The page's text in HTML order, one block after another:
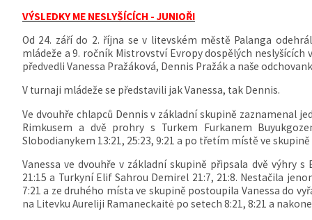
VÝSLEDKY ME NESLYŠÍCÍCH - JUNIOŘI
Od 24. září do 2. října se v litevském městě Palanga
mládeže a 9. ročník Mistrovství Evropy dospělých
předvedli Vanessa Pražáková, Dennis Pražák a naše
V turnaji mládeže se představili jak Vanessa, tak Dennis.
Ve dvouhře chlapců Dennis v základní skupině zaznamenal
Rimkusem a dvě prohry s Turkem Furkanem
Slobodianykem 13:21, 25:23, 9:21 a po třetím místě ve
Vanessa ve dvouhře v základní skupině připsala dvě výhry s
21:15 a Turkyní Elif Sahrou Demirel 21:7, 21:8. Nestačila
7:21 a ze druhého místa ve skupině postoupila Vanessa do
na Litevku Aureliji Ramaneckaitė po setech 8:21, 8:21 a